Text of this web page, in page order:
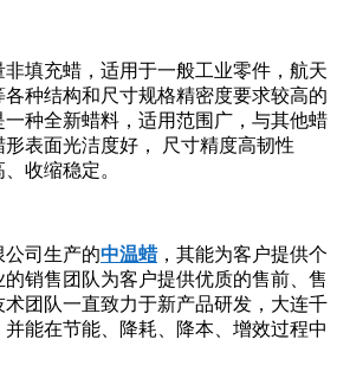
填充蜡，适用于一般工业零件，航天
种结构和尺寸规格精密度要求较高的
种全新蜡料，适用范围广，与其他蜡
表面光洁度好， 尺寸精度高韧性
收缩稳定。
公司生产的中温蜡，其能为客户提供个
销售团队为客户提供优质的售前、售
团队一直致力于新产品研发，大连千
能在节能、降耗、降本、增效过程中